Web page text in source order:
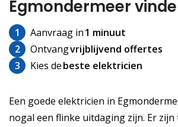
Egmondermeer
1 Aanvraag in1 minuut
2
Ontvangvrijblijvend offertes
3
Kies debeste elektricien
Een goede elektricien in
nogal een flinke uitdaging zijn. Er